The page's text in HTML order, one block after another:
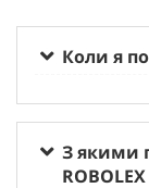
Коли я
З якими